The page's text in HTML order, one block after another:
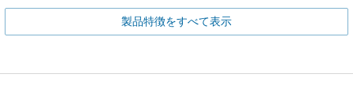
製品特徴をすべて表示